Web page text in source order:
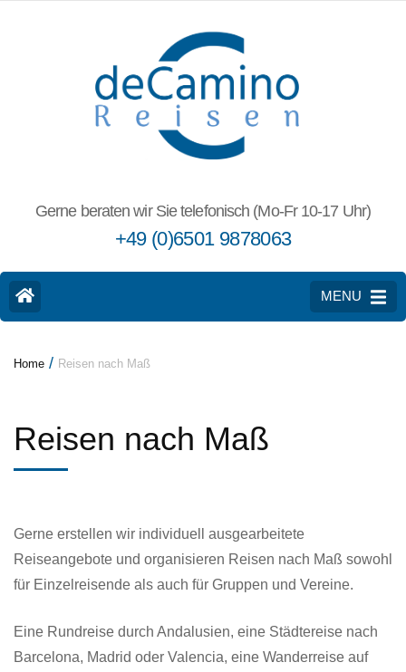
Gerne beraten wir Sie telefonisch (Mo-Fr 10-17 Uhr)
+49 (0)6501 9878063
MENU
Home / Reisen nach Maß
Reisen nach Maß
Gerne erstellen wir individuell ausgearbeitete
Reiseangebote und organisieren Reisen nach Maß sowohl
für Einzelreisende als auch für Gruppen und Vereine.
Eine Rundreise durch Andalusien, eine Städtereise nach
Barcelona, Madrid oder Valencia, eine Wanderreise auf